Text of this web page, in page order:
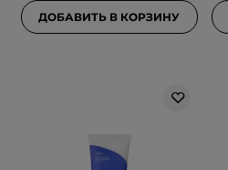
ДОБАВИТЬ В КОРЗИНУ